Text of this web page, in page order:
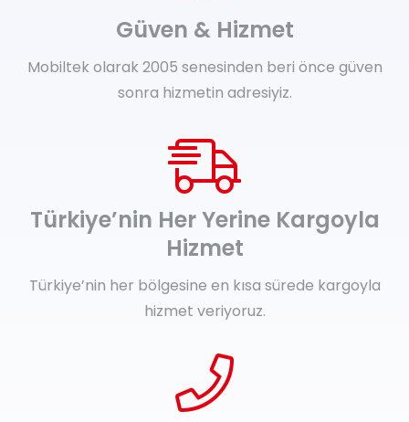
Güven & Hizmet
Mobiltek olarak 2005 senesinden beri önce güven
sonra hizmetin adresiyiz.
Türkiye’nin Her Yerine Kargoyla
Hizmet
Türkiye’nin her bölgesine en kısa sürede kargoyla
hizmet veriyoruz.